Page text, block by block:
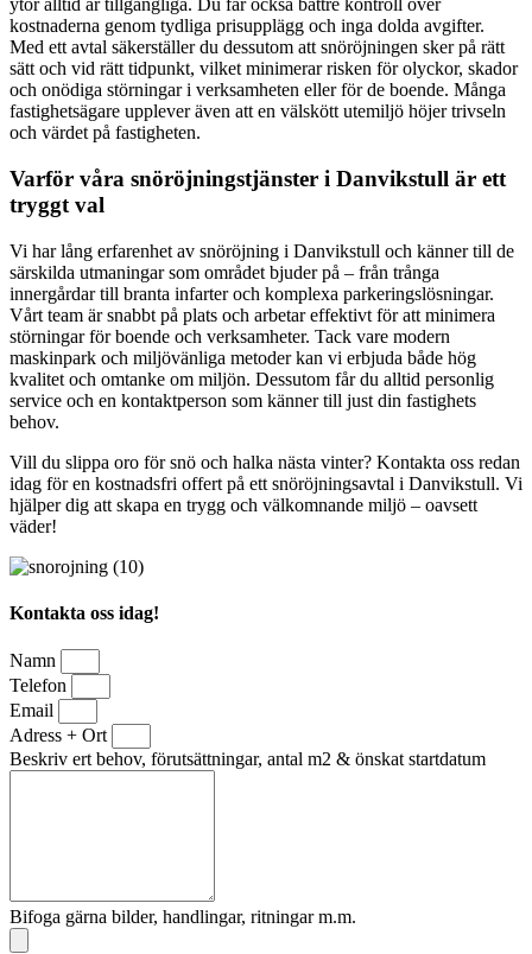
ytor alltid är tillgängliga. Du får också bättre kontroll över
kostnaderna genom tydliga prisupplägg och inga dolda avgifter.
Med ett avtal säkerställer du dessutom att snöröjningen sker på rätt
sätt och vid rätt tidpunkt, vilket minimerar risken för olyckor, skador
och onödiga störningar i verksamheten eller för de boende. Många
fastighetsägare upplever även att en välskött utemiljö höjer trivseln
och värdet på fastigheten.
Varför våra snöröjningstjänster i Danvikstull är ett
tryggt val
Vi har lång erfarenhet av snöröjning i Danvikstull och känner till de
särskilda utmaningar som området bjuder på – från trånga
innergårdar till branta infarter och komplexa parkeringslösningar.
Vårt team är snabbt på plats och arbetar effektivt för att minimera
störningar för boende och verksamheter. Tack vare modern
maskinpark och miljövänliga metoder kan vi erbjuda både hög
kvalitet och omtanke om miljön. Dessutom får du alltid personlig
service och en kontaktperson som känner till just din fastighets
behov.
Vill du slippa oro för snö och halka nästa vinter? Kontakta oss redan
idag för en kostnadsfri offert på ett snöröjningsavtal i Danvikstull. Vi
hjälper dig att skapa en trygg och välkomnande miljö – oavsett
väder!
Kontakta oss idag!
Namn
Telefon
Email
Adress + Ort
Beskriv ert behov, förutsättningar, antal m2 & önskat startdatum
Bifoga gärna bilder, handlingar, ritningar m.m.